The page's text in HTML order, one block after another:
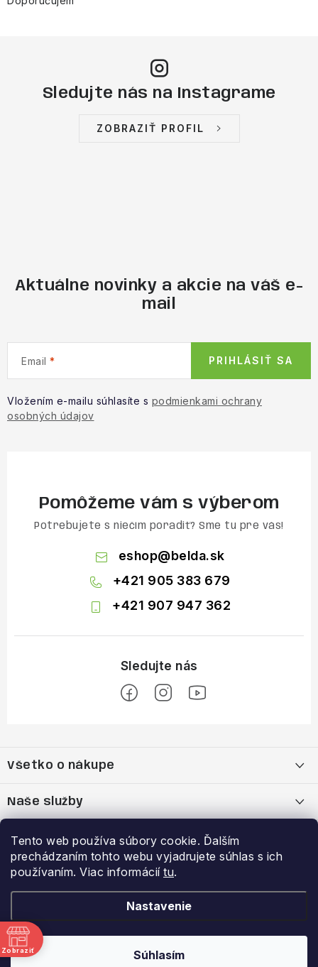
Tento web používa súbory cookie. Ďalším
prechádzaním tohto webu vyjadrujete súhlas s ich
používaním. Viac informácií tu.
Nastavenie
Súhlasím
Sledujte nás na Instagrame
ZOBRAZIŤ PROFIL
Aktuálne novinky a akcie na váš e-
mail
Email
Vložením e-mailu súhlasíte s podmienkami ochrany
osobných údajov
PRIHLÁSIŤ SA
Pomôžeme vám s výberom
Potrebujete s niečím poradiť? Sme tu pre vás!
eshop@belda.sk
+421 905 383 679
+421 907 947 362
p
ä
t
Všetko o nákupe
OBCHODNÉ PODMIENKY
Zásady spracovania a ochrany osobných údajov
Reklamačný poriadok
Naše služby
Bootfitting - Tvarovanie Lyžiarok v Nitre
Dynamická analýza chodidla
Požičovňa lyží
Výhody a zľavy
Garancia najnižšej ceny
Prihlásenie
Belda.sk . Všetky práva vyhradené.
Zobraziť